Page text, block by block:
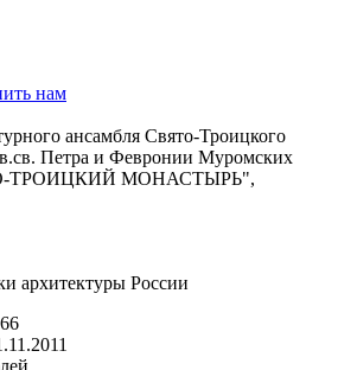
нам
ансамбля Свято-Троицкого
Петра и Февронии Муромских
ТРОИЦКИЙ МОНАСТЫРЬ",
архитектуры России